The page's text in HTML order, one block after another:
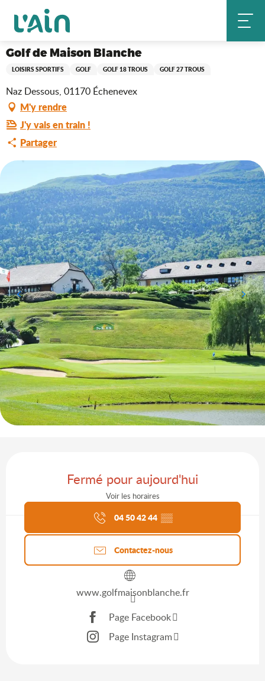
contenu
principal
Accueil Golf de Maison Blanche
Golf de Maison Blanche
LOISIRS SPORTIFS GOLF GOLF 18 TROUS GOLF 27 TROUS
Naz Dessous, 01170 Échenevex
M'y rendre
J'y vais en train !
Partager
Fermé pour aujourd'hui
Voir les horaires
Agenda du moment
04 50 42 44 ▒▒
Contactez-nous
www.golfmaisonblanche.fr
Page Facebook
Page Instagram